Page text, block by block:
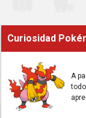
Curiosidad
A